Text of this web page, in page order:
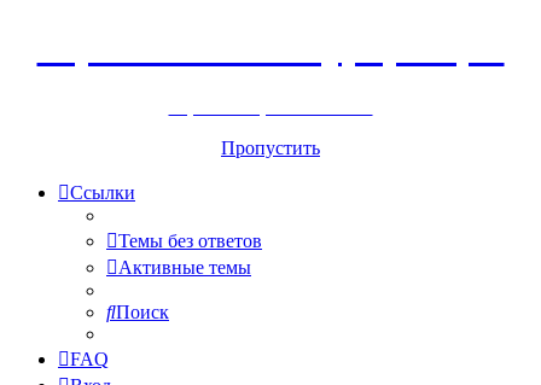
Пропустить
Ссылки
Темы без ответов
Активные темы
Поиск
FAQ